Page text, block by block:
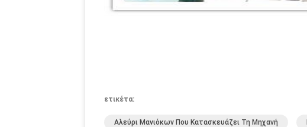
ετικέτα:
Αλεύρι Μανιόκων Που Κατασκευάζει Τη Μηχανή